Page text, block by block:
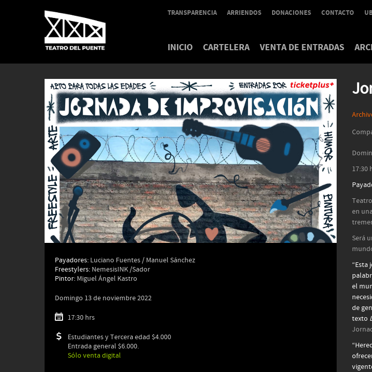
TRANSPARENCIA ARRIENDOS DONACIONES CONTACTO
INICIO CARTELERA VENTA DE ENTRADAS
Payadores: Luciano Fuentes / Manuel Sánchez
Freestylers: NemesisINK /Sador
Pintor: Miguel Ángel Kastro
Domingo 13 de noviembre 2022
17:30 hrs
Estudiantes y Tercera edad $4.000
Entrada general $6.000.
Sólo venta digital
17:30
en
Será
“Esta
el
de
texto